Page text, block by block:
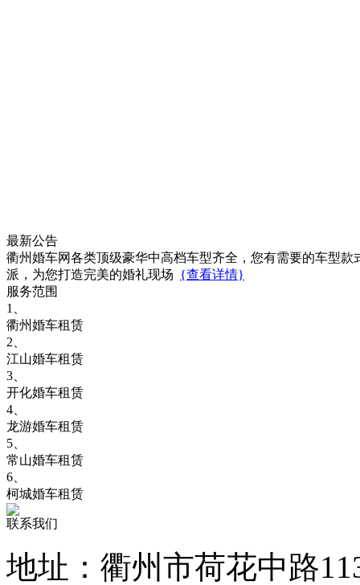
最新公告
衢州婚车网各类顶级豪华中高档车型齐全，您有需要的车型
派，为您打造完美的婚礼现场 {查看详情}
服务范围
1、
衢州婚车租赁
2、
江山婚车租赁
3、
开化婚车租赁
4、
龙游婚车租赁
5、
常山婚车租赁
6、
柯城婚车租赁
联系我们
地址：衢州市荷花中路